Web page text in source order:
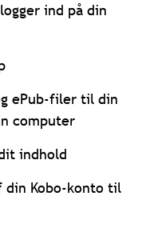
ind på din
ePub-filer til din
computer
indhold
Kobo-konto til